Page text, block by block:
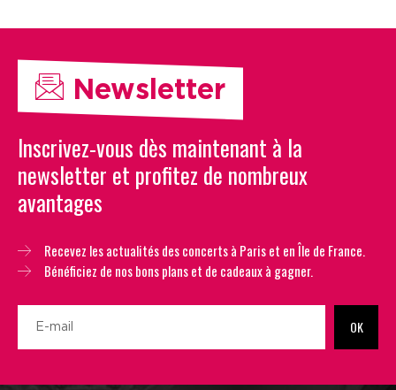
Newsletter
Inscrivez-vous dès maintenant à la
newsletter et profitez de nombreux
avantages
Recevez les actualités des concerts à Paris et en Île de France.
Bénéficiez de nos bons plans et de cadeaux à gagner.
OK